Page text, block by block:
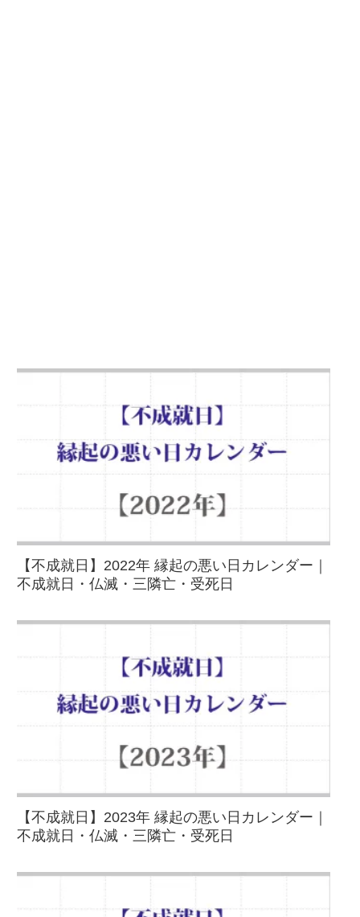
【不成就日】2022年 縁起の悪い日カレンダー｜
不成就日・仏滅・三隣亡・受死日
【不成就日】2023年 縁起の悪い日カレンダー｜
不成就日・仏滅・三隣亡・受死日